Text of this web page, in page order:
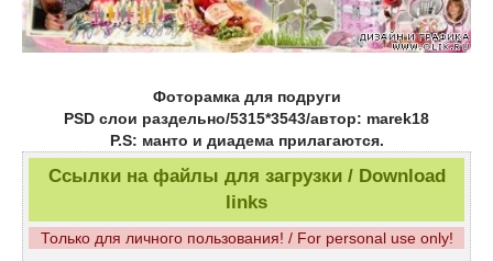
Фоторамка для подруги
PSD слои раздельно/5315*3543/автор: marek18
P.S: манто и диадема прилагаются.
Ссылки на файлы для загрузки / Download
links
Только для личного пользования! / For personal use only!